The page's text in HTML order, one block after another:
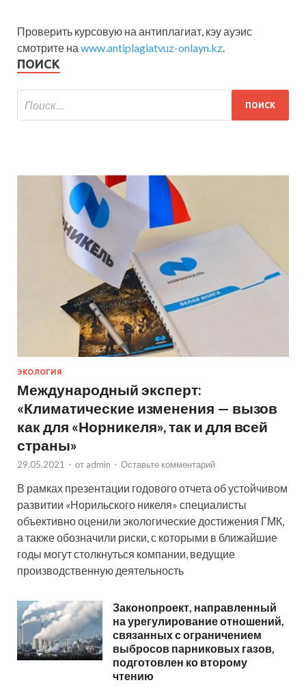
Проверить курсовую на антиплагиат, кэу ауэис
смотрите на www.antiplagiatvuz-onlayn.kz.
ПОИСК
ЭКОЛОГИЯ
Международный эксперт:
«Климатические изменения — вызов
как для «Норникеля», так и для всей
страны»
29.05.2021 - от admin - Оставьте комментарий
В рамках презентации годового отчета об устойчивом
развитии «Норильского никеля» специалисты
объективно оценили экологические достижения ГМК,
а также обозначили риски, с которыми в ближайшие
годы могут столкнуться компании, ведущие
производственную деятельность
Законопроект, направленный
на урегулирование отношений,
связанных с ограничением
выбросов парниковых газов,
подготовлен ко второму
чтению